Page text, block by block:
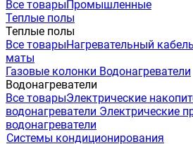
Все товарыПромышленные
Теплые полы
Теплые полы
Все товарыНагревательный кабель
маты
Газовые колонки Водонагреватели
Водонагреватели
Все товарыЭлектрические
водонагреватели Электрические
водонагреватели
Системы кондиционирования